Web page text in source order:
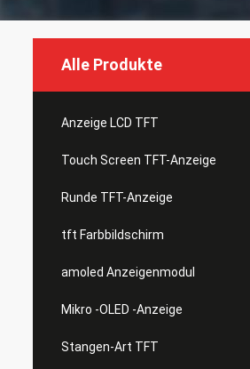
Alle Produkte
Anzeige LCD TFT
Touch Screen TFT-Anzeige
Runde TFT-Anzeige
tft Farbbildschirm
amoled Anzeigenmodul
Mikro -OLED -Anzeige
Stangen-Art TFT